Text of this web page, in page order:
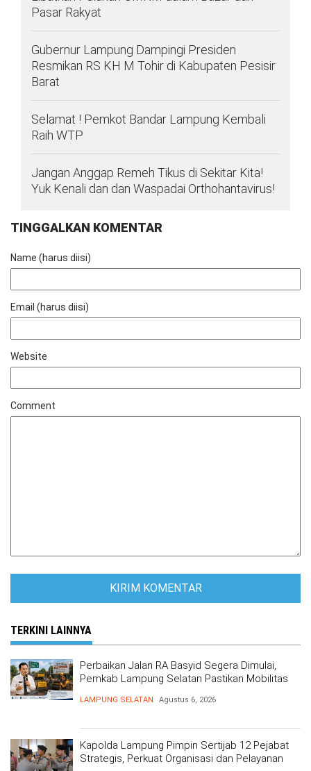
Pasar Rakyat
Gubernur Lampung Dampingi Presiden
Resmikan RS KH M Tohir di Kabupaten Pesisir
Barat
Selamat ! Pemkot Bandar Lampung Kembali
Raih WTP
Jangan Anggap Remeh Tikus di Sekitar Kita!
Yuk Kenali dan dan Waspadai Orthohantavirus!
TINGGALKAN KOMENTAR
Name (harus diisi)
Email (harus diisi)
Website
Comment
TERKINI LAINNYA
Perbaikan Jalan RA Basyid Segera Dimulai,
Pemkab Lampung Selatan Pastikan Mobilitas
LAMPUNG SELATAN Agustus 6, 2026
Kapolda Lampung Pimpin Sertijab 12 Pejabat
Strategis, Perkuat Organisasi dan Pelayanan